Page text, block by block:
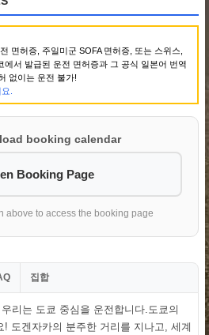
면허증, 주일미군 SOFA 면허증, 또는 스위스,
에서 발급된 운전 면허증과 그 공식 일본어 번역
없이는 운전 불가!
.
booking calendar
Booking Page
above to access the booking page
집합
리는 도쿄 중심을 운전합니다.도쿄의
도겐자카의 분주한 거리를 지나고, 세계